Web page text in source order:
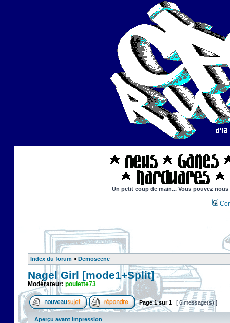
Un petit coup de main... Vous pouvez
Index du forum » Demoscene
Nagel Girl [mode1+Split]
Modérateur: poulette73
Page1sur1 [ 6 message(s) ]
Aperçu avant impression